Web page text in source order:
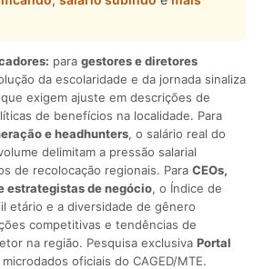
para gestores e diretores
da escolaridade e da jornada sinaliza
exigem ajuste em descrições de
de benefícios na localidade. Para
e headhunters, o salário real do
delimitam a pressão salarial
de recolocação regionais. Para CEOs,
estrategistas de negócio, o Índice de
etário e a diversidade de gênero
competitivas e tendências de
na região. Pesquisa exclusiva Portal
oficiais do CAGED/MTE.